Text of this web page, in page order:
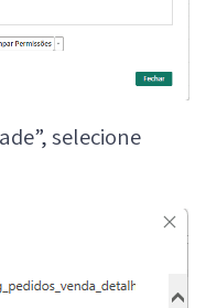
selecione